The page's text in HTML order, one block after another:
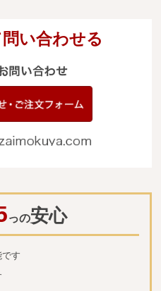
い合わせる
info@akita-
っの安心
す